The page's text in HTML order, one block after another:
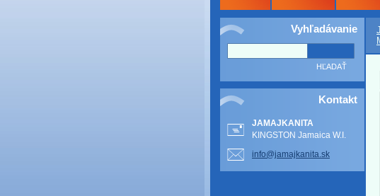
Vyhľadávanie
Kontakt
JAMAJKANITA
KINGSTON Jamaica W.I.
info@jamajkanita.sk